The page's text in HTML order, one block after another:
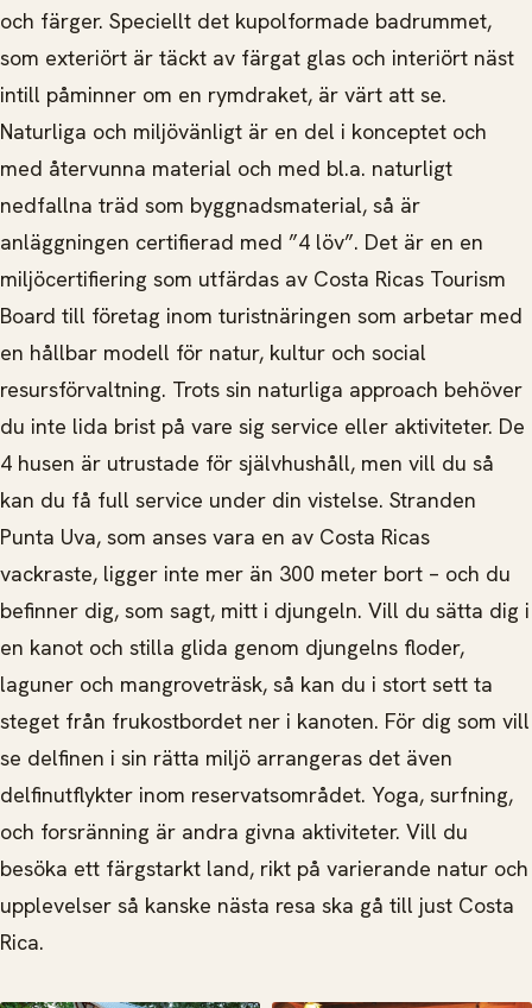
och färger. Speciellt det kupolformade badrummet,
som exteriört är täckt av färgat glas och interiört näst
intill påminner om en rymdraket, är värt att se.
Naturliga och miljövänligt är en del i konceptet och
med återvunna material och med bl.a. naturligt
nedfallna träd som byggnadsmaterial, så är
anläggningen certifierad med ”4 löv”. Det är en en
miljöcertifiering som utfärdas av Costa Ricas Tourism
Board till företag inom turistnäringen som arbetar med
en hållbar modell för natur, kultur och social
resursförvaltning. Trots sin naturliga approach behöver
du inte lida brist på vare sig service eller aktiviteter. De
4 husen är utrustade för självhushåll, men vill du så
kan du få full service under din vistelse. Stranden
Punta Uva, som anses vara en av Costa Ricas
vackraste, ligger inte mer än 300 meter bort – och du
befinner dig, som sagt, mitt i djungeln. Vill du sätta dig i
en kanot och stilla glida genom djungelns floder,
laguner och mangroveträsk, så kan du i stort sett ta
steget från frukostbordet ner i kanoten. För dig som vill
se delfinen i sin rätta miljö arrangeras det även
delfinutflykter inom reservatsområdet. Yoga, surfning,
och forsränning är andra givna aktiviteter. Vill du
besöka ett färgstarkt land, rikt på varierande natur och
upplevelser så kanske nästa resa ska gå till just Costa
Rica.